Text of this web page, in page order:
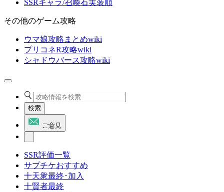
SSRキャラ/召喚石実装順
その他のゲーム攻略
ウマ娘攻略まとめwiki
プリコネR攻略wiki
シャドウバース攻略wiki
検索
ご意見
SSR評価一覧
サプチケおすすめ
十天衆最終･加入
十賢者最終